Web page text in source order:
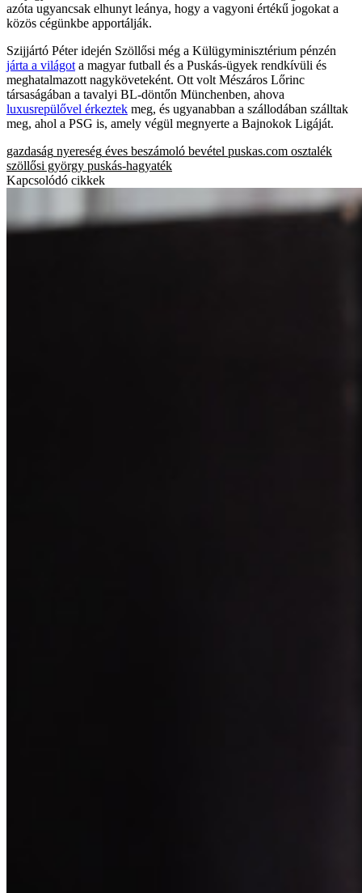
azóta ugyancsak elhunyt leánya, hogy a vagyoni értékű jogokat a
közös cégünkbe apportálják.
Szijjártó Péter idején Szöllősi még a Külügyminisztérium pénzén
járta a világot a magyar futball és a Puskás-ügyek rendkívüli és
meghatalmazott nagyköveteként. Ott volt Mészáros Lőrinc
társaságában a tavalyi BL-döntőn Münchenben, ahova
luxusrepülővel érkeztek meg, és ugyanabban a szállodában szálltak
meg, ahol a PSG is, amely végül megnyerte a Bajnokok Ligáját.
gazdaság nyereség éves beszámoló bevétel puskas.com osztalék
szöllősi györgy puskás-hagyaték
Kapcsolódó cikkek